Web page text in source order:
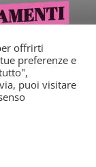
offrirti
preferenze e
puoi visitare